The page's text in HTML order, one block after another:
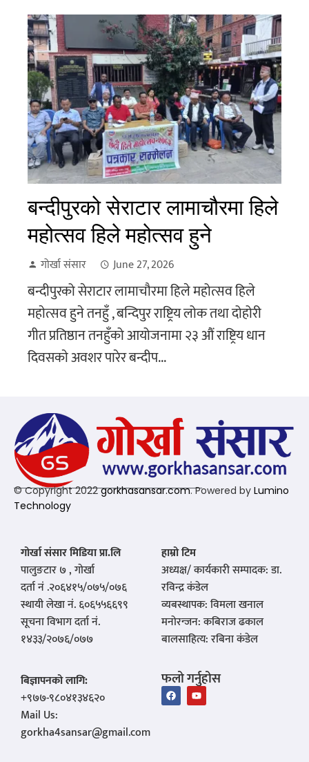
बन्दीपुरको सेराटार लामाचौरमा हिले
महोत्सव हिले महाेत्सव हुने
गोर्खा संसार June 27, 2026
बन्दीपुरको सेराटार लामाचौरमा हिले महोत्सव हिले
महाेत्सव हुने तनहुँ , बन्दिपुर राष्ट्रिय लोक तथा दोहोरी
गीत प्रतिष्ठान तनहुँको आयोजनामा २३ औं राष्ट्रिय धान
दिवसकाे अवशर पारेर बन्दीप...
© Copyright 2022gorkhasansar.com. Powered by Lumino
Technology
गोर्खा संसार मिडिया प्रा.लि
पालुङटार ७ , गोर्खा
दर्ता नं .२०६४१५/०७५/०७६
स्थायी लेखा नं. ६०६५५६६९९
सूचना विभाग दर्ता नं.
१४३३/२०७६/०७७
हाम्रो टिम
अध्यक्ष/ कार्यकारी सम्पादक: डा.
रविन्द्र कंडेल
व्यबस्थापक: विमला खनाल
मनोरन्जन: कबिराज ढकाल
बालसाहित्य: रबिना कंडेल
बिज्ञापनको लागि:
‪+९७७-९८०४१३४६२०‬
Mail Us:
gorkha4sansar@gmail.com
फलो गर्नुहोस